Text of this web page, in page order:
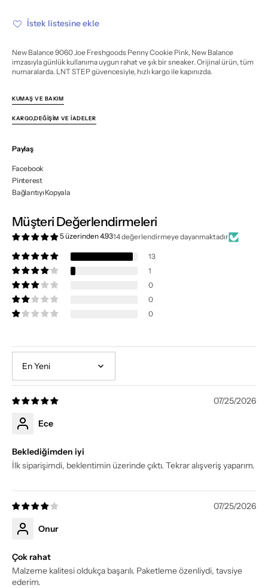
Cookie
Pink
azalt
Cookie
Pink
artır
İstek listesine ekle
New Balance 9060 Joe Freshgoods Penny Cookie Pink, New Balance
imzasıyla günlük kullanıma uygun rahat ve şık bir sneaker. Orijinal ürün, tüm
numaralarda. LNT STEP güvencesiyle, hızlı kargo ile kapınızda.
KUMAŞ VE BAKIM
KARGO,DEĞIŞIM VE İADELER
Paylaş
Facebook
Pinterest
Bağlantıyı Kopyala
Müşteri Değerlendirmeleri
5 üzerinden 4.9314 değerlendirmeye dayanmaktadır
13
1
0
0
0
Sort by
07/25/2026
Ece
Beklediğimden iyi
İlk siparişimdi, beklentimin üzerinde çıktı. Tekrar alışveriş yaparım.
07/25/2026
Onur
Çok rahat
Malzeme kalitesi oldukça başarılı. Paketleme özenliydi, tavsiye
ederim.